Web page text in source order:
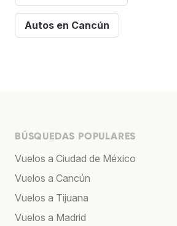
Autos en Cancún
BÚSQUEDAS POPULARES
Vuelos a Ciudad de México
Vuelos a Cancún
Vuelos a Tijuana
Vuelos a Madrid